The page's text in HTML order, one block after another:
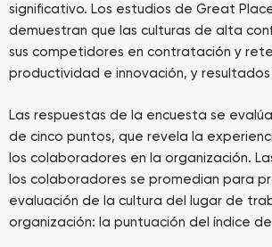
significativo. Los estudios de Great
demuestran que las culturas de alta
sus competidores en contratación y
productividad e innovación, y resultados
Las respuestas de la encuesta se
de cinco puntos, que revela la
los colaboradores en la organización.
los colaboradores se promedian para
evaluación de la cultura del lugar de
organización: la puntuación del índice